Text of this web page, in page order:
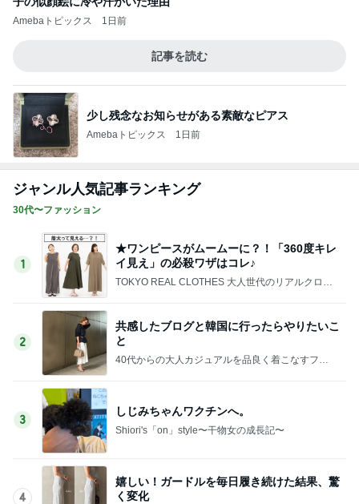
Amebaトピックス 1日前
記事を読む
少し残念なお知らせがある素敵なピアス
Amebaトピックス 1日前
ジャンル人気記事ランキング
30代〜ファッション
1
★ワンピースがムームーに？！「360度キレ
イ見え」の必殺ワザはコレ♪
TOKYO REAL CLOTHES 大人世代のリアルクロー
2
共感したブログと韓国に行ったらやりたいこ
と
40代からの大人カジュアルを品良く着こなすファ
3
しじみちゃんワクチンへ。
Shiori's「on」style〜干物女の成長記〜
4
嬉しい！ガードルを毎日履き続けた結果、驚
く変化